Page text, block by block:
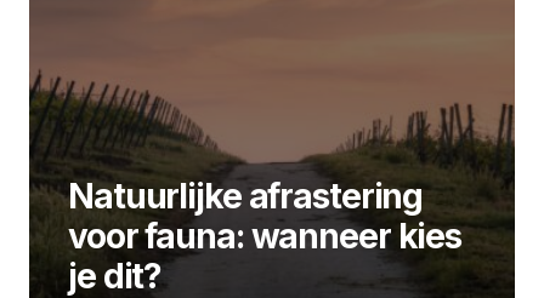
Natuurlijke afrastering
voor fauna: wanneer kies
je dit?